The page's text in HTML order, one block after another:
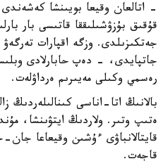
- اتالعان وقيعا بويىنشا
قۇقىق بۇزۋشىلىققا قاتىسى بار
جەتكىزىلدى. وزگە اقپارات
جاتپايدى، - دەپ حابارلادى
رەسمي وكىلى مەيىرىم ەرداۋلەت.
بالانىڭ اتا-اناسى كىنالىلەردىڭ
ەتىپ وتىر. ولاردىڭ ايتۋىنشا،
قايتالانباۋى ءۇشىن وقيعاعا
قاجەت.